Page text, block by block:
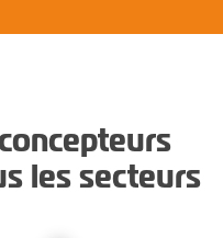
les secteurs